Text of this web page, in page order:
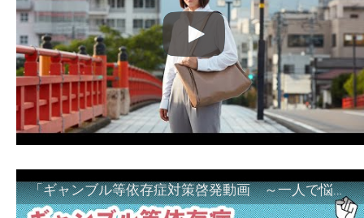
「ギャンブル等依存症対策啓発動画 ～一人で悩まず、家族で悩まず、まず！相談機関へ～」